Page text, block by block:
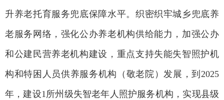
升养老托育服务兜底保障水平。织密织牢城乡兜底养
老服务网络，强化公办养老机构供给能力，加强公办
和公建民营养老机构建设，重点支持失能失智照护机
构和特困人员供养服务机构（敬老院）发展，到2025
年，建设1所州级失智老年人照护服务机构，实现县级